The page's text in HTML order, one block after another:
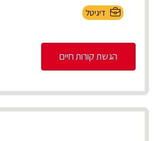
דיגיטל
הגשת קורות חיים